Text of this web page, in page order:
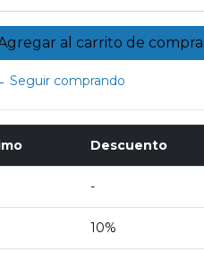
Seguir comprando
Descuento
-
10%